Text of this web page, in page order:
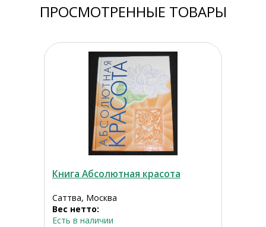
ПРОСМОТРЕННЫЕ ТОВАРЫ
Книга Абсолютная красота
Саттва, Москва
Вес нетто:
Есть в наличии